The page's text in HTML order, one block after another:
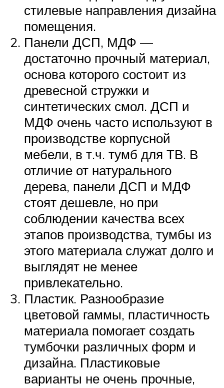
стилевые направления дизайна
помещения.
Панели ДСП, МДФ —
достаточно прочный материал,
основа которого состоит из
древесной стружки и
синтетических смол. ДСП и
МДФ очень часто используют в
производстве корпусной
мебели, в т.ч. тумб для ТВ. В
отличие от натурального
дерева, панели ДСП и МДФ
стоят дешевле, но при
соблюдении качества всех
этапов производства, тумбы из
этого материала служат долго и
выглядят не менее
привлекательно.
Пластик. Разнообразие
цветовой гаммы, пластичность
материала помогает создать
тумбочки различных форм и
дизайна. Пластиковые
варианты не очень прочные,